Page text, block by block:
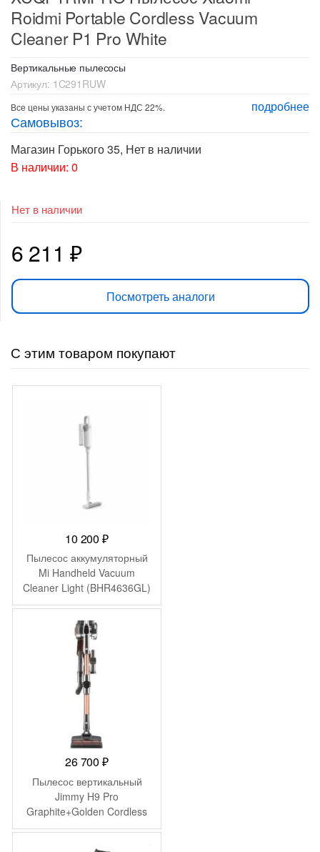
Roidmi Portable Cordless Vacuum
Cleaner P1 Pro White
Вертикальные пылесосы
Артикул: 1C291RUW
подробнее
Все цены указаны с учетом НДС 22%.
Самовывоз:
Магазин Горького 35, Нет в наличии
В наличии: 0
Нет в наличии
6 211₽
Посмотреть аналоги
С этим товаром покупают
10 200₽
Пылесос аккумуляторный
Mi Handheld Vacuum
Cleaner Light (BHR4636GL)
26 700₽
Пылесос вертикальный
Jimmy H9 Pro
Graphite+Golden Cordless
Vacuum Cleaner with